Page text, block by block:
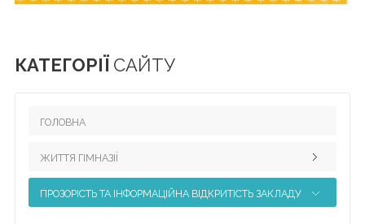
Бондарчук
Волонтерство
Home
КАТЕГОРІЇ САЙТУ
ГОЛОВНА
ЖИТТЯ ГІМНАЗІЇ
Педагогічний колектив
ПРОЗОРІСТЬ ТА ІНФОРМАЦІЙНА ВІДКРИТІСТЬ ЗАКЛАДУ